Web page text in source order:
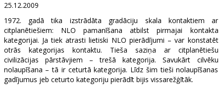
Kino
Klubs
25.12.2009
1972. gadā tika izstrādāta gradāciju skala kontaktiem ar
citplanētiešiem: NLO pamanīšana atbilst pirmajai kontakta
kategorijai. Ja tiek atrasti lietiski NLO pierādījumi – var konstatēt
otrās kategorijas kontaktu. Tieša saziņa ar citplanētiešu
civilizācijas pārstāvjiem – trešā kategorija. Savukārt cilvēku
nolaupīšana – tā ir ceturtā kategorija. Līdz šim tieši nolaupīšanas
gadījumus jeb ceturto kategoriju pierādīt bijis vissarežģītāk.